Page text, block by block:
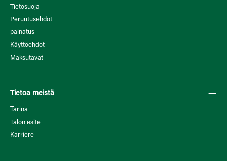
Tietosuoja
Peruutusehdot
painatus
Käyttöehdot
Maksutavat
Tietoa meistä
Tarina
Talon esite
Karriere